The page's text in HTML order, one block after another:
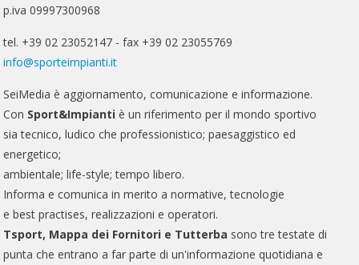
p.iva 09997300968
tel. +39 02 23052147 - fax +39 02 23055769
info@sporteimpianti.it
SeiMedia è aggiornamento, comunicazione e informazione.
Con Sport&Impianti è un riferimento per il mondo sportivo
sia tecnico, ludico che professionistico; paesaggistico ed
energetico;
ambientale; life-style; tempo libero.
Informa e comunica in merito a normative, tecnologie
e best practises, realizzazioni e operatori.
Tsport, Mappa dei Fornitori e Tutterba sono tre testate di
punta che entrano a far parte di un'informazione quotidiana e